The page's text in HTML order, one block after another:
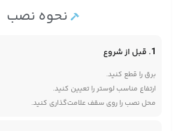
نحوه نصب
1. قبل از شروع
برق را قطع کنید.
ارتفاع مناسب لوستر را تعیین کنید.
محل نصب را روی سقف علامت‌گذاری کنید.